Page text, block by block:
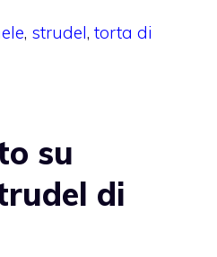
, strudel,torta di
su
di